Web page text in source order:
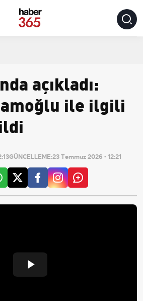
açıkladı:
ile ilgili
GÜNCELLEME:23 Temmuz 2026 - 12:21
Play